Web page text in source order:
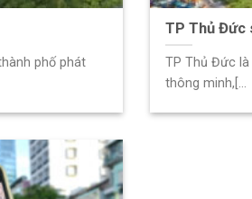
phố phát
TP Thủ Đức
TP Thủ Đức là
thông minh,[...